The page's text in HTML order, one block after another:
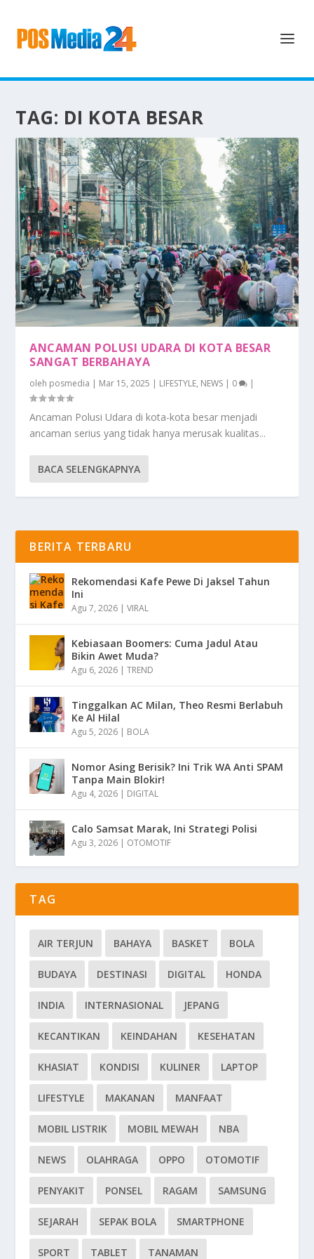
TAG: DI KOTA BESAR
ANCAMAN POLUSI UDARA DI KOTA BESAR
SANGAT BERBAHAYA
oleh posmedia | Mar 15, 2025 | LIFESTYLE, NEWS | 0 |
Ancaman Polusi Udara di kota-kota besar menjadi
ancaman serius yang tidak hanya merusak kualitas...
BACA SELENGKAPNYA
BERITA TERBARU
Rekomendasi Kafe Pewe Di Jaksel Tahun
Ini
Agu 7, 2026 |VIRAL
Kebiasaan Boomers: Cuma Jadul Atau
Bikin Awet Muda?
Agu 6, 2026 |TREND
Tinggalkan AC Milan, Theo Resmi Berlabuh
Ke Al Hilal
Agu 5, 2026 | BOLA
Nomor Asing Berisik? Ini Trik WA Anti SPAM
Tanpa Main Blokir!
Agu 4, 2026 | DIGITAL
Calo Samsat Marak, Ini Strategi Polisi
Agu 3, 2026 | OTOMOTIF
TAG
AIR TERJUN BAHAYA BASKET BOLA
BUDAYA DESTINASI DIGITAL HONDA
INDIA INTERNASIONAL JEPANG
KECANTIKAN KEINDAHAN KESEHATAN
KHASIAT KONDISI KULINER LAPTOP
LIFESTYLE MAKANAN MANFAAT
MOBIL LISTRIK MOBIL MEWAH NBA
NEWS OLAHRAGA OPPO OTOMOTIF
PENYAKIT PONSEL RAGAM SAMSUNG
SEJARAH SEPAK BOLA SMARTPHONE
SPORT TABLET TANAMAN